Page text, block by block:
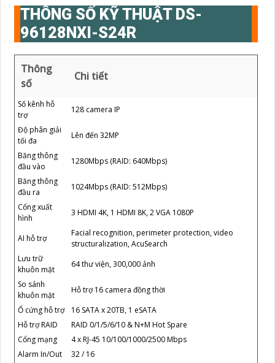
THÔNG SỐ KỸ THUẬT DS-
96128NXI-S24R
Thông
số
Chi tiết
Số kênh hỗ
trợ
128 camera IP
Độ phân giải
tối đa
Lên đến 32MP
Băng thông
đầu vào
1280Mbps (RAID: 640Mbps)
Băng thông
đầu ra
1024Mbps (RAID: 512Mbps)
Cổng xuất
hình
3 HDMI 4K, 1 HDMI 8K, 2 VGA 1080P
AI hỗ trợ
Facial recognition, perimeter protection, video
structuralization, AcuSearch
Lưu trữ
khuôn mặt
64 thư viện, 300,000 ảnh
So sánh
khuôn mặt
Hỗ trợ 16 camera đồng thời
Ổ cứng hỗ trợ
16 SATA x 20TB, 1 eSATA
Hỗ trợ RAID
RAID 0/1/5/6/10 & N+M Hot Spare
Cổng mạng
4 x RJ-45 10/100/1000/2500 Mbps
Alarm In/Out
32 / 16